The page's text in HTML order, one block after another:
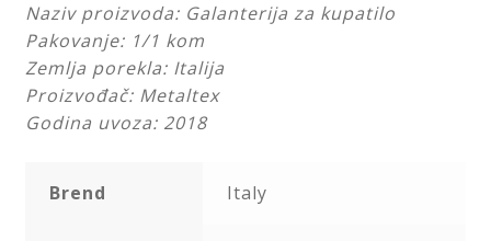
Naziv proizvoda: Galanterija za kupatilo
Pakovanje: 1/1 kom
Zemlja porekla: Italija
Proizvođač: Metaltex
Godina uvoza: 2018
Brend Italy